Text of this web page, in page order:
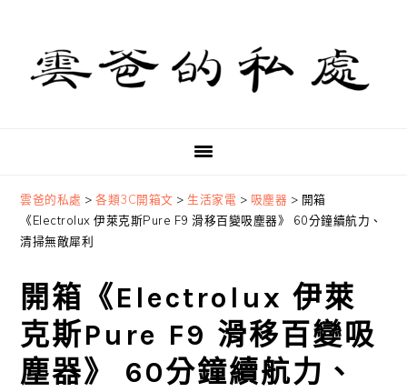
primary
navigation
content
primary
sidebar
雲爸的私處 >各類3C開箱文 > 生活家電 > 吸塵器 > 開箱
《Electrolux 伊萊克斯Pure F9 滑移百變吸塵器》 60分鐘續航力、
清掃無敵犀利
開箱《Electrolux 伊萊
克斯Pure F9 滑移百變吸
塵器》 60分鐘續航力、